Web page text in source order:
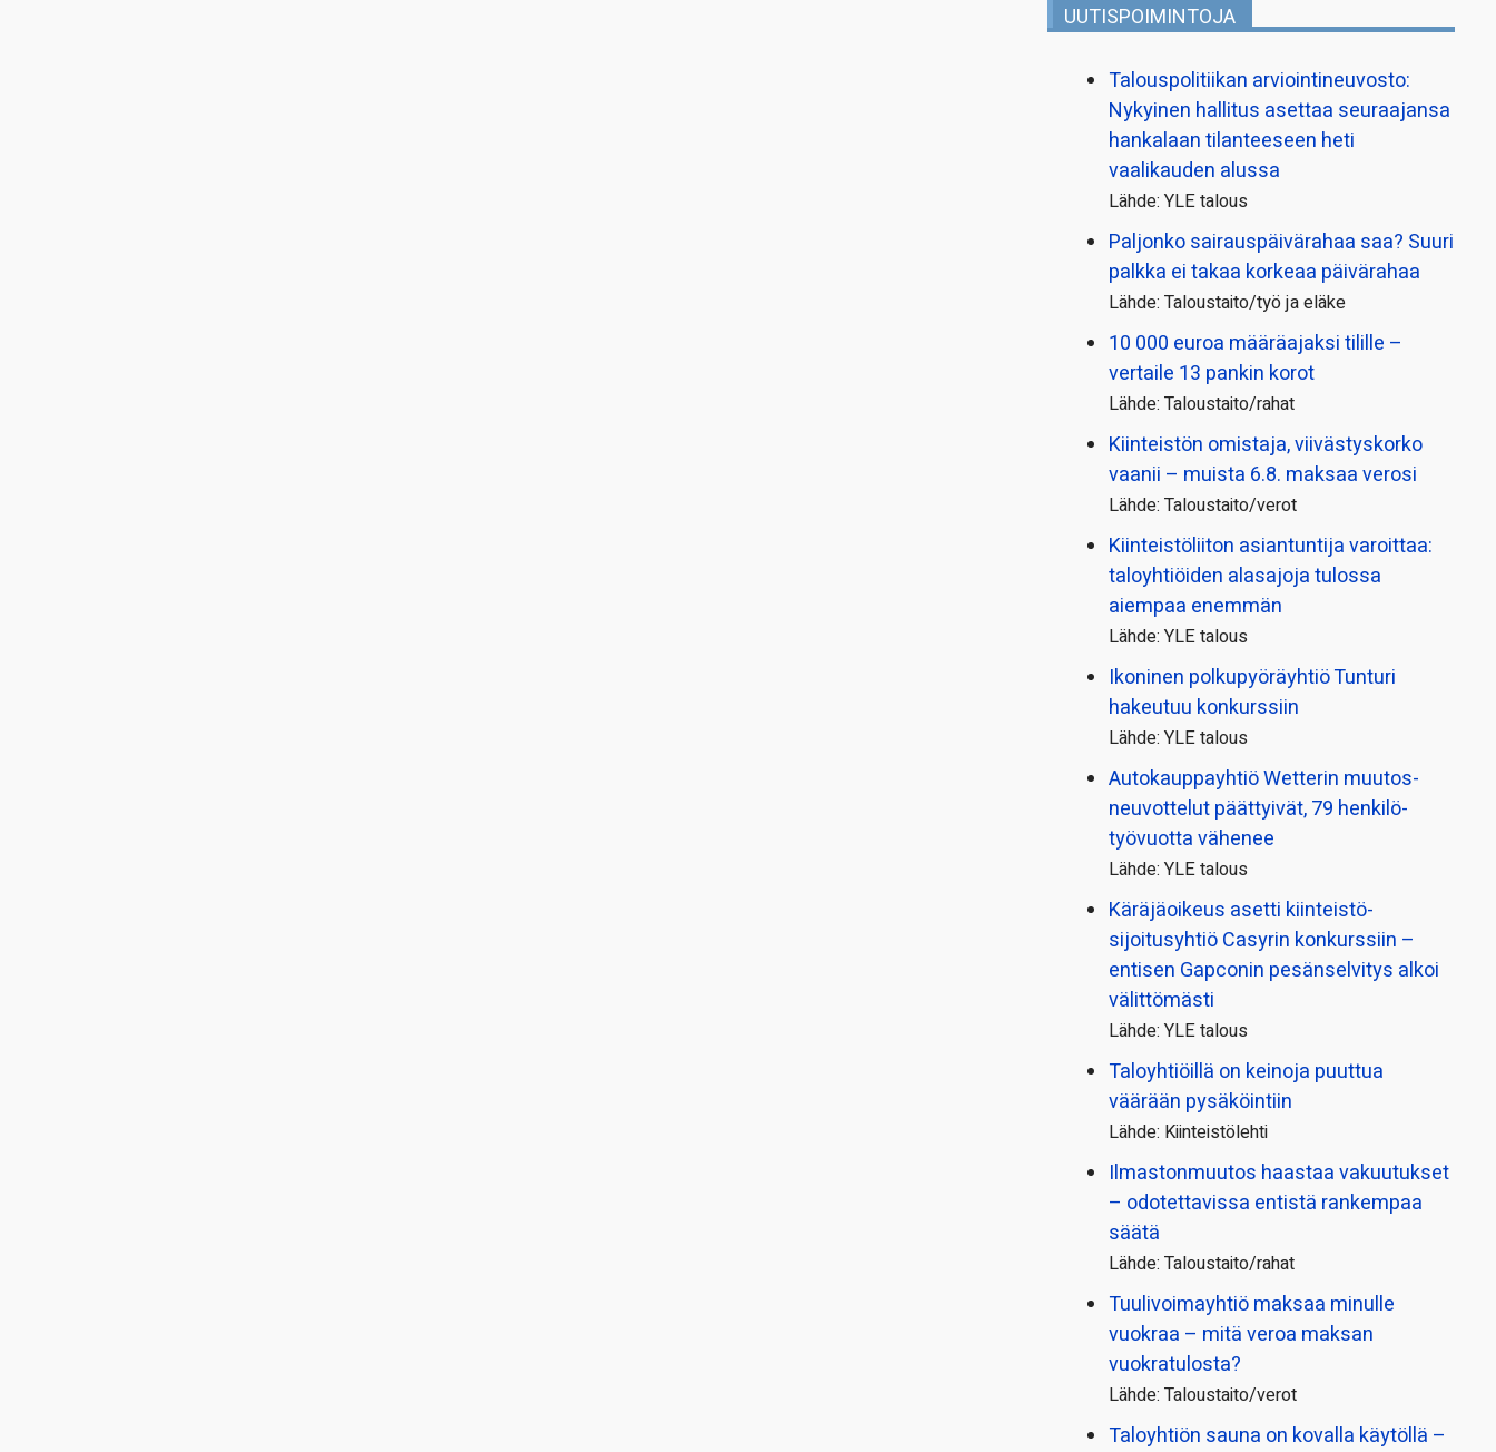
UUTISPOIMINTOJA
Talous­politiikan arviointi­neuvosto:
Nykyinen hallitus asettaa seuraajansa
hankalaan tilanteeseen heti
vaalikauden alussa
Lähde: YLE talous
Paljonko sairauspäivä­rahaa saa? Suuri
palkka ei takaa korkeaa päivärahaa
Lähde: Taloustaito/työ ja eläke
10 000 euroa määräajaksi tilille –
vertaile 13 pankin korot
Lähde: Taloustaito/rahat
Kiinteistön omistaja, viivästyskorko
vaanii – muista 6.8. maksaa verosi
Lähde: Taloustaito/verot
Kiinteistö­liiton asiantuntija varoittaa:
taloyhtiöiden alasajoja tulossa
aiempaa enemmän
Lähde: YLE talous
Ikoninen polkupyörä­yhtiö Tunturi
hakeutuu konkurssiin
Lähde: YLE talous
Autokauppayhtiö Wetterin muutos­
neuvottelut päättyivät, 79 henkilö­
työvuotta vähenee
Lähde: YLE talous
Käräjäoikeus asetti kiinteistö­
sijoitusyhtiö Casyrin konkurssiin –
entisen Gapconin pesänselvitys alkoi
välittömästi
Lähde: YLE talous
Taloyhtiöillä on keinoja puuttua
väärään pysäköintiin
Lähde: Kiinteistölehti
Ilmastonmuutos haastaa vakuutukset
– odotettavissa entistä rankempaa
säätä
Lähde: Taloustaito/rahat
Tuulivoimayhtiö maksaa minulle
vuokraa – mitä veroa maksan
vuokratulosta?
Lähde: Taloustaito/verot
Taloyhtiön sauna on kovalla käytöllä –